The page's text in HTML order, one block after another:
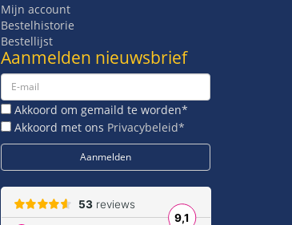
Mijn account
Bestelhistorie
Bestellijst
Aanmelden nieuwsbrief
Akkoord om gemaild te worden*
Akkoord met ons Privacybeleid*